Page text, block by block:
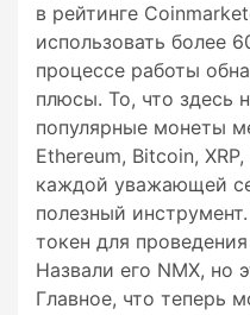
в рейтинге
использовать более
процессе работы
плюсы. То, что здесь
популярные монеты
Ethereum, Bitcoin,
каждой уважающей
полезный
токен для
Назвали его NMX, но
Главное, что теперь